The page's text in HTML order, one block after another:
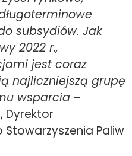
subsydiów. Jak
2022 r.,
jest coraz
najliczniejszą grupę
wsparcia –
Dyrektor
Paliw